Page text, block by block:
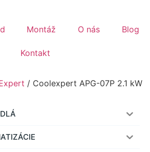
Montáž O nás Blog
Kontakt
/ Coolexpert APG-07P 2.1 kW